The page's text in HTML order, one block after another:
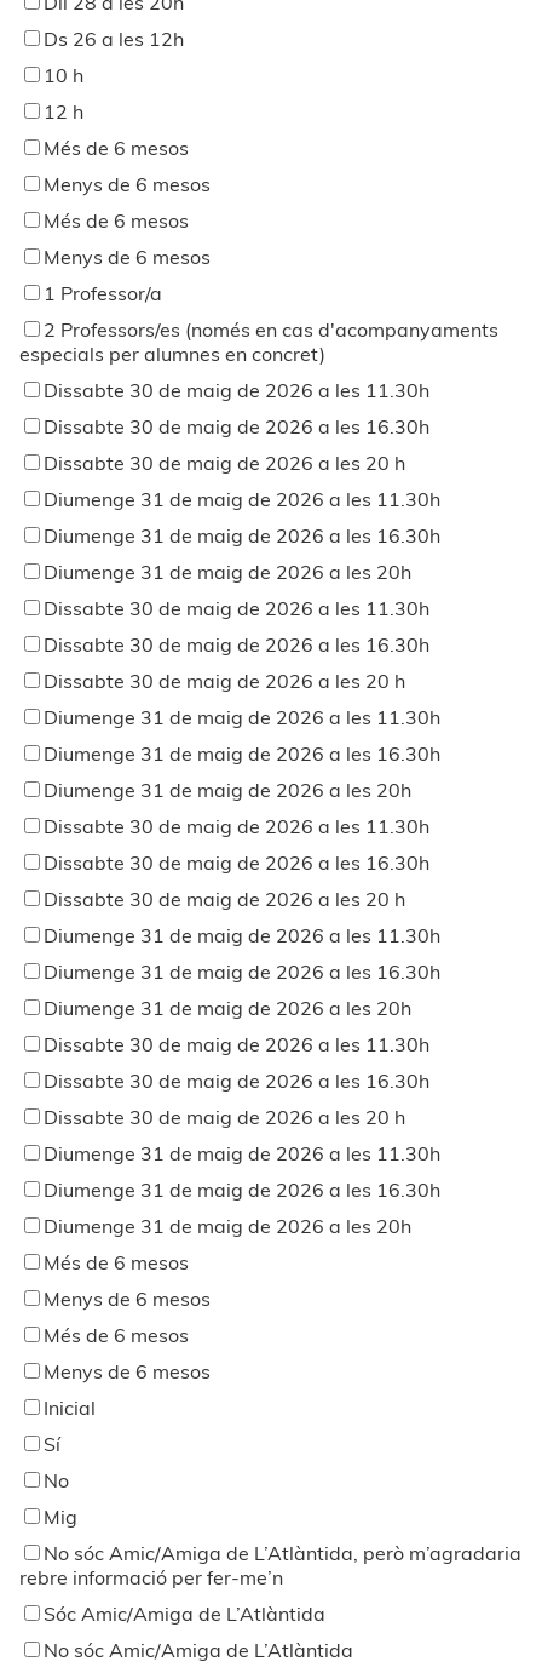
Ds 26 a les 12h
10 h
12 h
Més de 6 mesos
Menys de 6 mesos
Més de 6 mesos
Menys de 6 mesos
1 Professor/a
2 Professors/es (només en cas d'acompanyaments
especials per alumnes en concret)
Dissabte 30 de maig de 2026 a les 11.30h
Dissabte 30 de maig de 2026 a les 16.30h
Dissabte 30 de maig de 2026 a les 20 h
Diumenge 31 de maig de 2026 a les 11.30h
Diumenge 31 de maig de 2026 a les 16.30h
Diumenge 31 de maig de 2026 a les 20h
Dissabte 30 de maig de 2026 a les 11.30h
Dissabte 30 de maig de 2026 a les 16.30h
Dissabte 30 de maig de 2026 a les 20 h
Diumenge 31 de maig de 2026 a les 11.30h
Diumenge 31 de maig de 2026 a les 16.30h
Diumenge 31 de maig de 2026 a les 20h
Dissabte 30 de maig de 2026 a les 11.30h
Dissabte 30 de maig de 2026 a les 16.30h
Dissabte 30 de maig de 2026 a les 20 h
Diumenge 31 de maig de 2026 a les 11.30h
Diumenge 31 de maig de 2026 a les 16.30h
Diumenge 31 de maig de 2026 a les 20h
Dissabte 30 de maig de 2026 a les 11.30h
Dissabte 30 de maig de 2026 a les 16.30h
Dissabte 30 de maig de 2026 a les 20 h
Diumenge 31 de maig de 2026 a les 11.30h
Diumenge 31 de maig de 2026 a les 16.30h
Diumenge 31 de maig de 2026 a les 20h
Més de 6 mesos
Menys de 6 mesos
Més de 6 mesos
Menys de 6 mesos
Inicial
Sí
No
Mig
No sóc Amic/Amiga de L’Atlàntida, però m’agradaria
rebre informació per fer-me’n
Sóc Amic/Amiga de L’Atlàntida
No sóc Amic/Amiga de L’Atlàntida